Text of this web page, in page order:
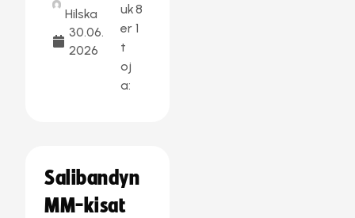
Hilska
30.06.
2026
uk
er
t
oj
a:
8
1
Salibandyn
MM-kisat